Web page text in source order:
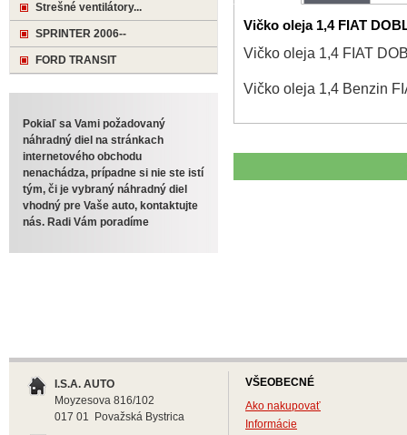
Vičko oleja 1,4 FIAT
Vičko oleja 1,4 FIAT
Vičko oleja 1,4 Benzin
Strešné ventilátory...
SPRINTER 2006--
FORD TRANSIT
Pokiaľ sa Vami požadovaný
náhradný diel na stránkach
internetového obchodu
nenachádza, prípadne si nie ste istí
tým, či je vybraný náhradný diel
vhodný pre Vaše auto, kontaktujte
nás. Radi Vám poradíme
I.S.A. AUTO
Moyzesova 816/102
017 01 Považská Bystrica
VŠEOBECNÉ
Ako nakupovať
Informácie